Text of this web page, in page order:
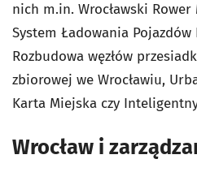
nich m.in. Wrocławski Rower
System Ładowania Pojazdów
Rozbudowa węzłów
zbiorowej we Wrocławiu,
Karta Miejska czy
Wrocław i